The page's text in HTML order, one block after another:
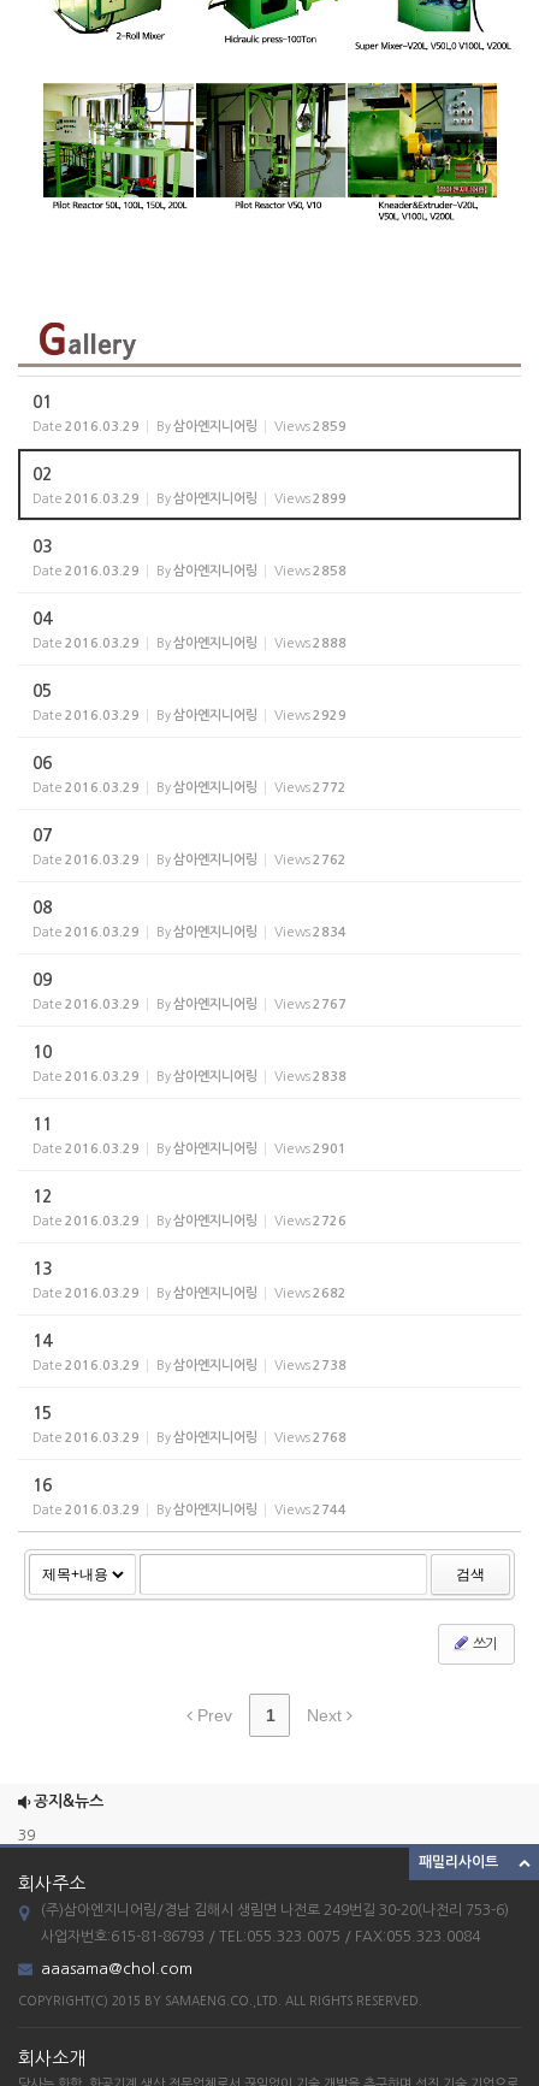
01
Date 2016.03.29 By삼아엔지니어링 Views2859
02
Date 2016.03.29 By삼아엔지니어링 Views2899
03
Date 2016.03.29 By삼아엔지니어링 Views2858
04
Date 2016.03.29 By삼아엔지니어링 Views2888
05
Date 2016.03.29 By삼아엔지니어링 Views2929
06
Date 2016.03.29 By삼아엔지니어링 Views2772
07
Date 2016.03.29 By삼아엔지니어링 Views2762
08
Date 2016.03.29 By삼아엔지니어링 Views2834
09
Date 2016.03.29 By삼아엔지니어링 Views2767
10
Date 2016.03.29 By삼아엔지니어링 Views2838
11
Date 2016.03.29 By삼아엔지니어링 Views2901
12
Date 2016.03.29 By삼아엔지니어링 Views2726
13
Date 2016.03.29 By삼아엔지니어링 Views2682
14
Date 2016.03.29 By삼아엔지니어링 Views2738
15
Date 2016.03.29 By삼아엔지니어링 Views2768
16
Date 2016.03.29 By삼아엔지니어링 Views2744
검색
쓰기
Prev 1 Next
공지&뉴스
combination mixer
39
ETC_23
combination mixer
39
37
패밀리사이트
회사주소
(주)삼아엔지니어링/경남 김해시 생림면 나전로 249번길 30-20(나전리 753-6)
사업자번호:615-81-86793 / TEL:055.323.0075 / FAX:055.323.0084
aaasama@chol.com
COPYRIGHT(C) 2015 BY SAMAENG.CO.,LTD. ALL RIGHTS RESERVED.
회사소개